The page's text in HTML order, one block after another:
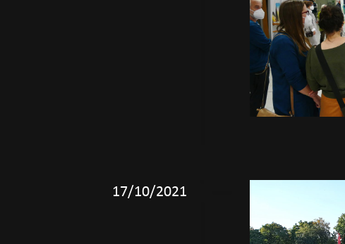
17/10/2021